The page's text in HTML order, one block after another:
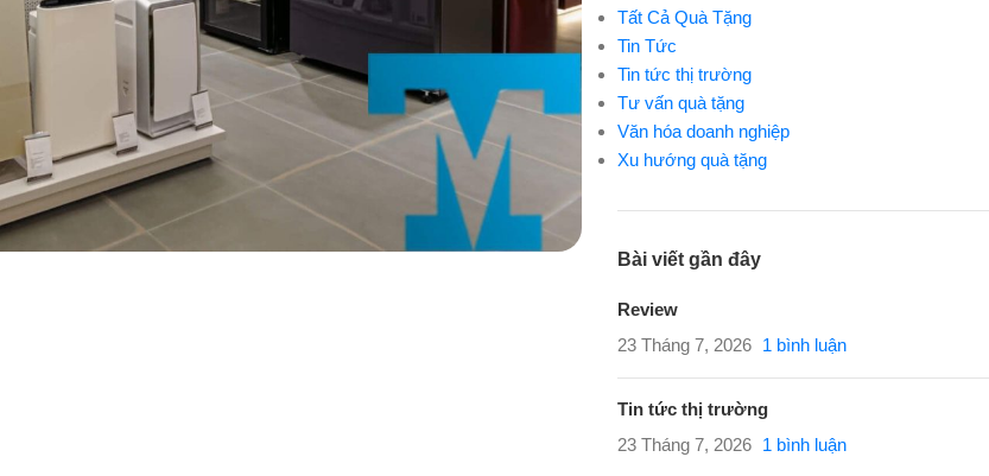
Tất Cả Quà Tặng
Tin Tức
Tin tức thị trường
Tư vấn quà tặng
Văn hóa doanh nghiệp
Xu hướng quà tặng
Bài viết gần đây
Review
23 Tháng 7, 2026
1 bình luận
Tin tức thị trường
23 Tháng 7, 2026
1 bình luận